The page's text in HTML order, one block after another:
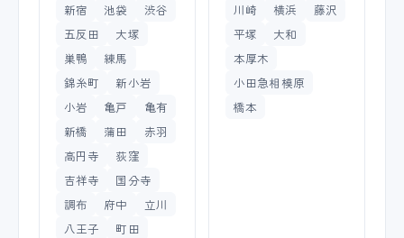
新宿 池袋
渋谷
五反田
大塚
巣鴨
練馬
錦糸町
新小岩
小岩
亀戸
亀有
新橋
蒲田
赤羽
高円寺
荻窪
吉祥寺
国分寺
調布
府中
立川
八王子
町田
川崎 横浜
藤沢
平塚
大和
本厚木
小田急相模原
橋本